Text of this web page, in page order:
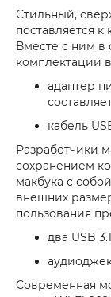
Стильный,
поставляется
Вместе с ним в
комплектации
адаптер
кабель
Разработчики
сохранением
макбука с
внешних
пользования
два USB
Современная